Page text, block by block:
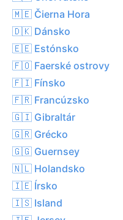
🇲🇪 Čierna Hora
🇩🇰 Dánsko
🇪🇪 Estónsko
🇫🇴 Faerské ostrovy
🇫🇮 Fínsko
🇫🇷 Francúzsko
🇬🇮 Gibraltár
🇬🇷 Grécko
🇬🇬 Guernsey
🇳🇱 Holandsko
🇮🇪 Írsko
🇮🇸 Island